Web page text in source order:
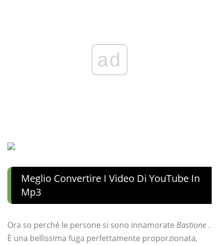
ad
Meglio Convertire I Video Di YouTube In
Mp3
Ora so perché le persone si sono innamorate Bastione .
È una bellissima fuga perfettamente proporzionata,